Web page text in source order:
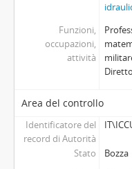
Funzioni,
occupazioni,
attività
Area del controllo
Identificatore del
record di Autorità
Stato
Bozza